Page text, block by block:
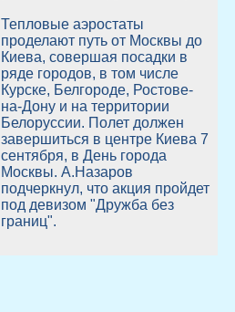
Тепловые аэростаты
проделают путь от Москвы до
Киева, совершая посадки в
ряде городов, в том числе
Курске, Белгороде, Ростове-
на-Дону и на территории
Белоруссии. Полет должен
завершиться в центре Киева 7
сентября, в День города
Москвы. А.Назаров
подчеркнул, что акция пройдет
под девизом "Дружба без
границ".